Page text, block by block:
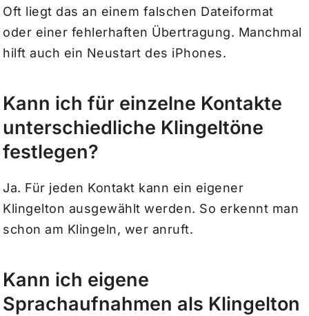
Oft liegt das an einem falschen Dateiformat
oder einer fehlerhaften Übertragung. Manchmal
hilft auch ein Neustart des iPhones.
Kann ich für einzelne Kontakte
unterschiedliche Klingeltöne
festlegen?
Ja. Für jeden Kontakt kann ein eigener
Klingelton ausgewählt werden. So erkennt man
schon am Klingeln, wer anruft.
Kann ich eigene
Sprachaufnahmen als Klingelton